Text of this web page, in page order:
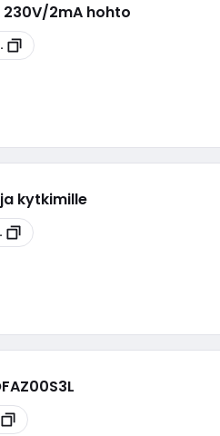
2mA hohto
kytkimille